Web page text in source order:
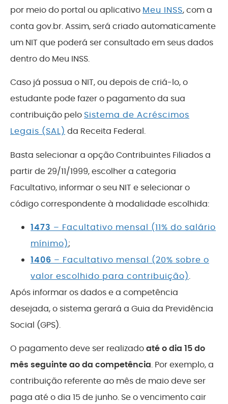
por meio do portal ou aplicativo Meu INSS, com a
conta gov.br. Assim, será criado automaticamente
um NIT que poderá ser consultado em seus dados
dentro do Meu INSS.
Caso já possua o NIT, ou depois de criá-lo, o
estudante pode fazer o pagamento da sua
contribuição pelo Sistema de Acréscimos
Legais (SAL) da Receita Federal.
Basta selecionar a opção Contribuintes Filiados a
partir de 29/11/1999, escolher a categoria
Facultativo, informar o seu NIT e selecionar o
código correspondente à modalidade escolhida:
1473 – Facultativo mensal (11% do salário
mínimo);
1406 – Facultativo mensal (20% sobre o
valor escolhido para contribuição).
Após informar os dados e a competência
desejada, o sistema gerará a Guia da Previdência
Social (GPS).
O pagamento deve ser realizadoaté o dia 15 do
mês seguinte ao da competência. Por exemplo, a
contribuição referente ao mês de maio deve ser
paga até o dia 15 de junho. Se o vencimento cair